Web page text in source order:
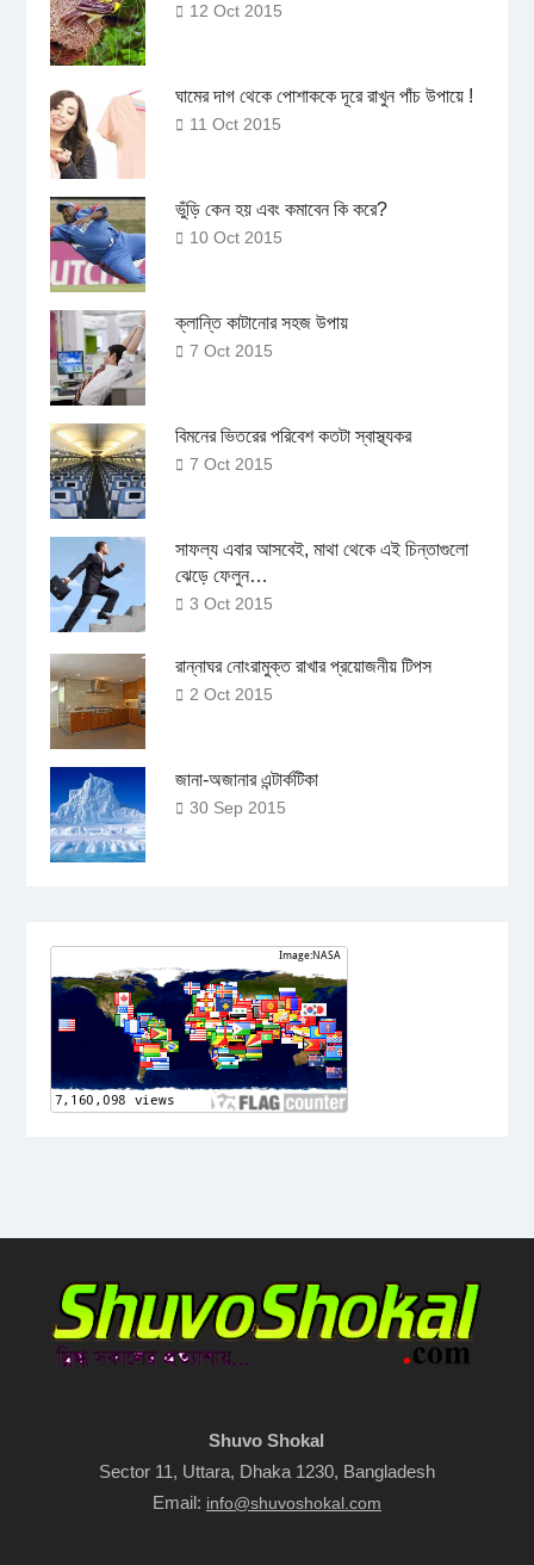
12 Oct 2015
ঘামের দাগ থেকে পোশাককে দূরে রাখুন পাঁচ উপায়ে !
11 Oct 2015
ভুঁড়ি কেন হয় এবং কমাবেন কি করে?
10 Oct 2015
ক্লান্তি কাটানোর সহজ উপায়
7 Oct 2015
বিমনের ভিতরের পরিবেশ কতটা স্বাস্থ্যকর
7 Oct 2015
সাফল্য এবার আসবেই, মাথা থেকে এই চিন্তাগুলো
ঝেড়ে ফেলুন…
3 Oct 2015
রান্নাঘর নোংরামুক্ত রাখার প্রয়োজনীয় টিপস
2 Oct 2015
জানা-অজানার এন্টার্কটিকা
30 Sep 2015
Shuvo Shokal
Sector 11, Uttara, Dhaka 1230, Bangladesh
Email: info@shuvoshokal.com